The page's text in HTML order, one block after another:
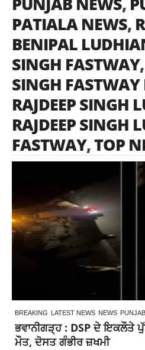
PATIALA NEWS,
BENIPAL
SINGH FASTWAY,
SINGH
RAJDEEP SINGH
RAJDEEP SINGH
FASTWAY,TOP
BREAKING LATEST NEWS NEWS PUNJAB
ਭਵਾਨੀਗੜ੍ਹ : DSP ਦੇ ਇਕਲੌਤੇ
ਮੌਤ, ਦੋਸਤ ਗੰਭੀਰ ਜ਼ਖਮੀ